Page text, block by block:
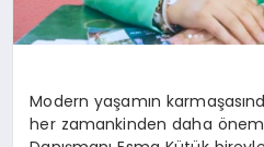
Modern yaşamın
her zamankinden daha